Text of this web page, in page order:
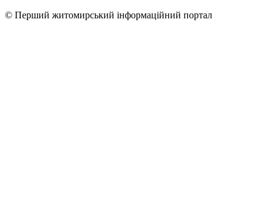
© Перший житомирський інформаційний портал